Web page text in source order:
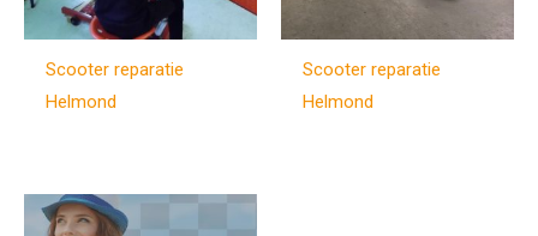
Scooter reparatie
Helmond
Scooter reparatie
Helmond